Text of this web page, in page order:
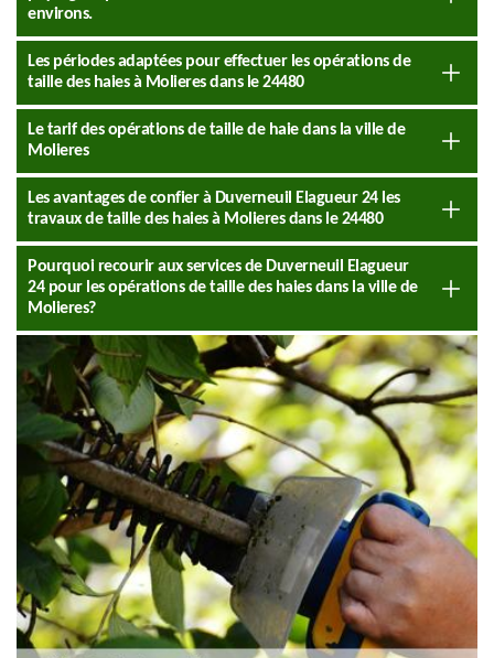
environs.
Les périodes adaptées pour effectuer les opérations de
taille des haies à Molieres dans le 24480
Le tarif des opérations de taille de haie dans la ville de
Molieres
Les avantages de confier à Duverneuil Elagueur 24 les
travaux de taille des haies à Molieres dans le 24480
Pourquoi recourir aux services de Duverneuil Elagueur
24 pour les opérations de taille des haies dans la ville de
Molieres?